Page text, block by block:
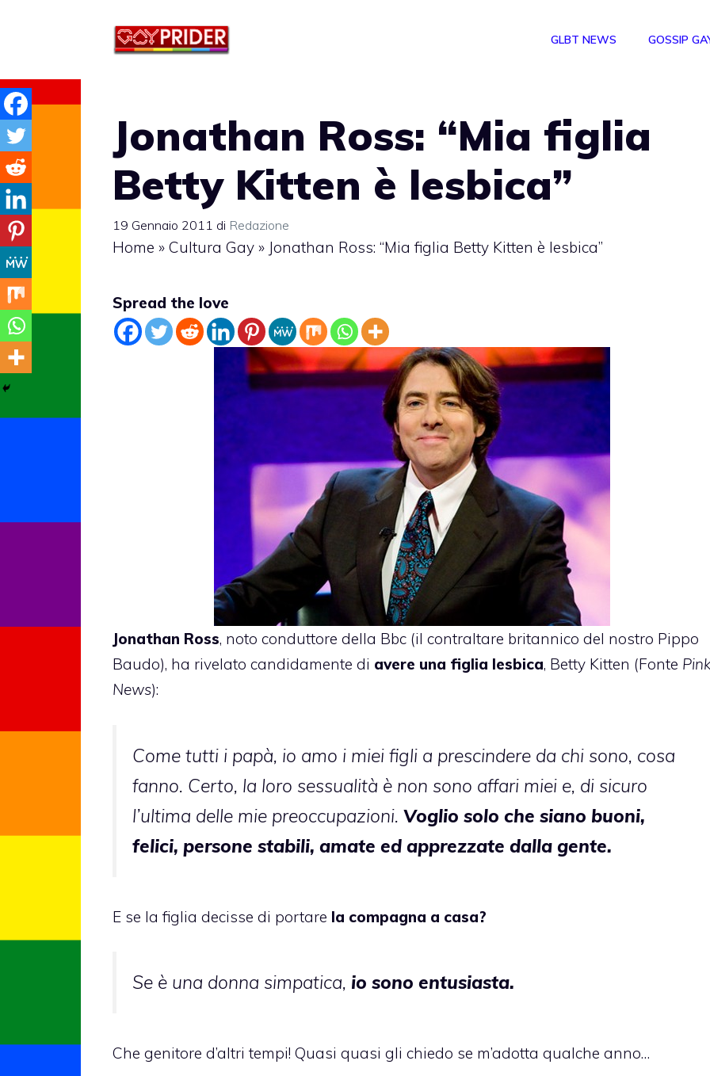
GLBT NEWS GOSSIP
Jonathan Ross: “Mia figlia
Betty Kitten è lesbica”
19 Gennaio 2011 di Redazione
Home » Cultura Gay » Jonathan Ross: “Mia figlia Betty Kitten è lesbica”
Spread the love
Jonathan Ross, noto conduttore della Bbc (il contraltare britannico del nostro Pippo
Baudo), ha rivelato candidamente di avere una figlia lesbica, Betty Kitten (Fonte Pink
News):
Come tutti i papà, io amo i miei figli a prescindere da chi sono, cosa
fanno. Certo, la loro sessualità è non sono affari miei e, di sicuro
l’ultima delle mie preoccupazioni. Voglio solo che siano buoni,
felici, persone stabili, amate ed apprezzate dalla gente.
E se la figlia decisse di portare la compagna a casa?
Se è una donna simpatica, io sono entusiasta.
Che genitore d’altri tempi! Quasi quasi gli chiedo se m’adotta qualche anno…